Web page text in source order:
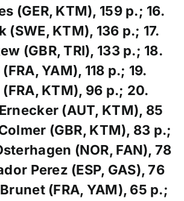
(GER, KTM), 159 p.; 16.
(SWE, KTM), 136 p.; 17.
(GBR, TRI), 133 p.; 18.
YAM), 118 p.; 19.
KTM), 96 p.; 20.
(AUT, KTM), 85
(GBR, KTM), 83 p.;
(NOR, FAN), 78
Perez (ESP, GAS), 76
(FRA, YAM), 65 p.;